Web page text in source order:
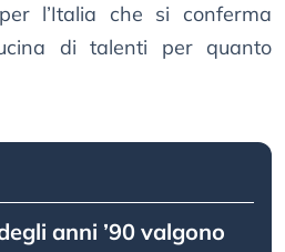
l’Italia che si conferma
di talenti per quanto
anni ’90 valgono